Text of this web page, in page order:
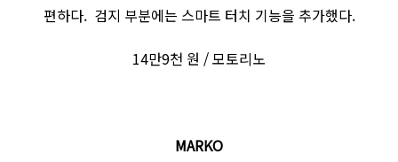
편하다. 검지 부분에는 스마트 터치 기능을 추가했다.
14만9천 원 / 모토리노
MARKO